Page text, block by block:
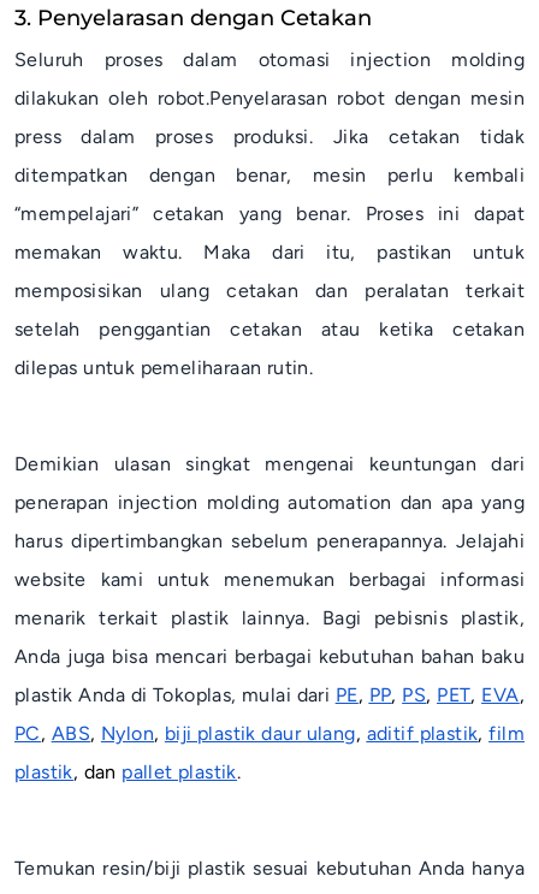
3. Penyelarasan dengan Cetakan
Seluruh proses dalam otomasi injection molding
dilakukan oleh robot.Penyelarasan robot dengan mesin
press dalam proses produksi. Jika cetakan tidak
ditempatkan dengan benar, mesin perlu kembali
“mempelajari” cetakan yang benar. Proses ini dapat
memakan waktu. Maka dari itu, pastikan untuk
memposisikan ulang cetakan dan peralatan terkait
setelah penggantian cetakan atau ketika cetakan
dilepas untuk pemeliharaan rutin.
Demikian ulasan singkat mengenai keuntungan dari
penerapan injection molding automation dan apa yang
harus dipertimbangkan sebelum penerapannya. Jelajahi
website kami untuk menemukan berbagai informasi
menarik terkait plastik lainnya. Bagi pebisnis plastik,
Anda juga bisa mencari berbagai kebutuhan bahan baku
plastik Anda di Tokoplas, mulai dari PE, PP, PS, PET, EVA,
PC, ABS, Nylon, biji plastik daur ulang, aditif plastik,film
plastik, dan pallet plastik.
Temukan resin/biji plastik sesuai kebutuhan Anda hanya